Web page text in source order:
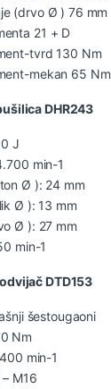
(drvo Ø ) 76 mm
21 + D
tvrd 130 Nm
mekan 65 Nm
DHR243
J
min-1
Ø ): 24 mm
Ø ): 13 mm
Ø ): 27 mm
min-1
DTD153
šestougaoni
Nm
min-1
M16